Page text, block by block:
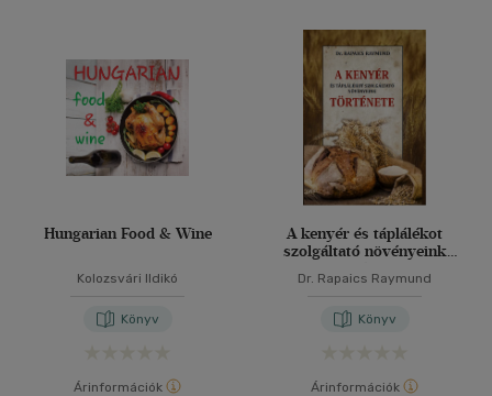
Hungarian Food & Wine
Kolozsvári Ildikó
Könyv
Árinformációk
A kenyér és táplálékot
szolgáltató növényeink
Dr. Rapaics Raymund
Könyv
Árinformációk